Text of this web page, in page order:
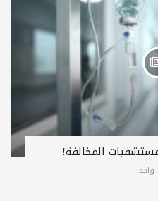
المخالفة!